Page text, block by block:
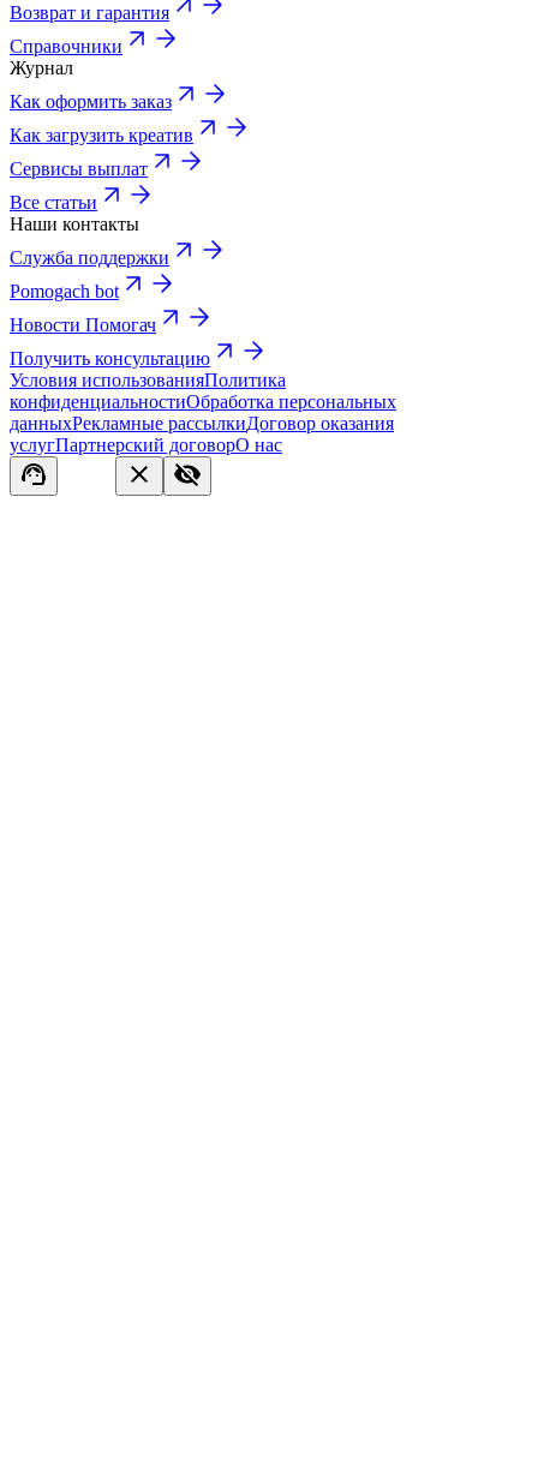
Возврат и гарантия
Справочники
Журнал
Как оформить заказ
Как загрузить креатив
Сервисы выплат
Все статьи
Наши контакты
Служба поддержки
Pomogach bot
Новости Помогач
Получить консультацию
Условия использованияПолитика
конфиденциальностиОбработка персональных
данныхРекламные рассылкиДоговор оказания
услугПартнерский договорО нас